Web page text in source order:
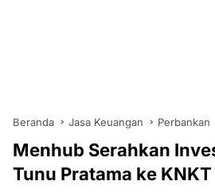
Beranda Jasa Keuangan Perbankan
Menhub Serahkan
Tunu Pratama ke KNKT